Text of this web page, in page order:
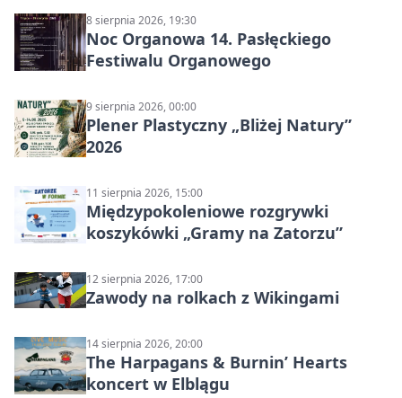
8 sierpnia 2026, 19:30
Noc Organowa 14. Pasłęckiego
Festiwalu Organowego
9 sierpnia 2026, 00:00
Plener Plastyczny „Bliżej Natury”
2026
11 sierpnia 2026, 15:00
Międzypokoleniowe rozgrywki
koszykówki „Gramy na Zatorzu”
12 sierpnia 2026, 17:00
Zawody na rolkach z Wikingami
14 sierpnia 2026, 20:00
The Harpagans & Burnin’ Hearts
koncert w Elblągu